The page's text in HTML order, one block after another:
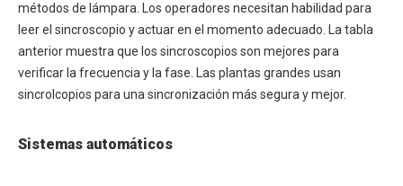
métodos de lámpara. Los operadores necesitan habilidad para
leer el sincroscopio y actuar en el momento adecuado. La tabla
anterior muestra que los sincroscopios son mejores para
verificar la frecuencia y la fase. Las plantas grandes usan
sincrolcopios para una sincronización más segura y mejor.
Sistemas automáticos